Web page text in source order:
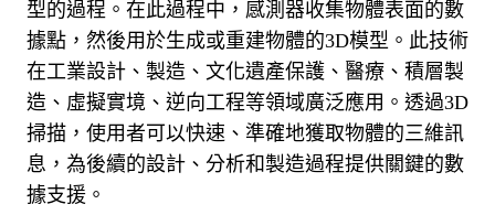
型的過程。 在此過程中，感測器收集物體表面的數
據點，然後用於生成或重建物體的3D模型。 此技術
在工業設計、製造、文化遺產保護、醫療、積層製
造、虛擬實境、逆向工程等領域廣泛應用。 透過3D
掃描，使用者可以快速、準確地獲取物體的三維訊
息，為後續的設計、分析和製造過程提供關鍵的數
據支援。